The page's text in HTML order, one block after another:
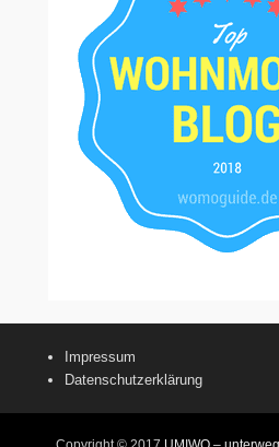
Impressum
Datenschutzerklärung